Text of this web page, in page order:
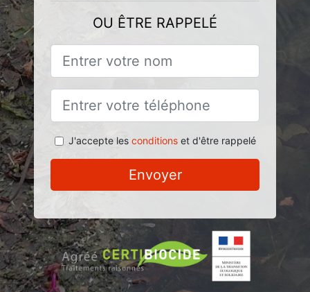
OU ÊTRE RAPPELÉ
J'accepte les conditionset d'être rappelé
Envoyer